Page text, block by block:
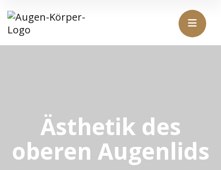
Ästhetik des
oberen Augenlids